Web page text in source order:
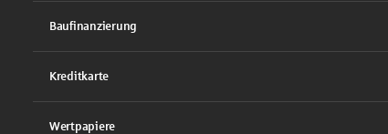
Baufinanzierung
Kreditkarte
Wertpapiere